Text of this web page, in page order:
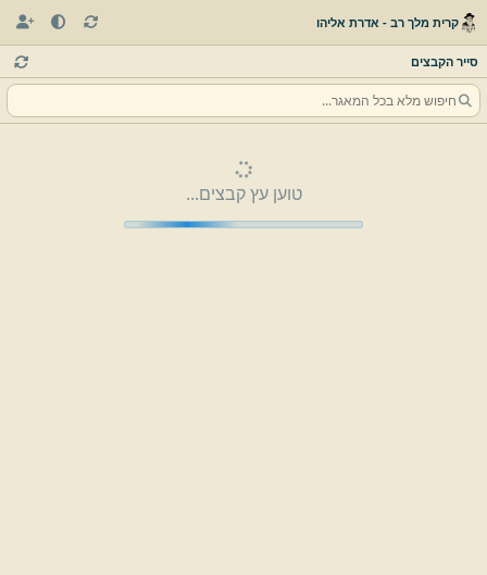
קרית מלך רב - אדרת אליהו
סייר הקבצים
טוען עץ קבצים...